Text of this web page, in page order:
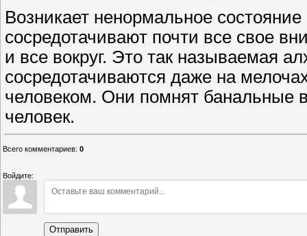
Возникает ненормальное
сосредотачивают почти все свое
и все вокруг. Это так называемая
сосредотачиваются даже на
человеком. Они помнят банальные
человек.
Всего комментариев: 0
Войдите:
Отправить